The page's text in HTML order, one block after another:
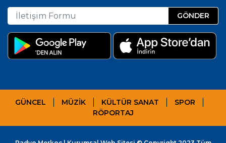
GÖNDER
GÜNCEL MÜZİK KÜLTÜR SANAT
SPOR
RÖPORTAJ